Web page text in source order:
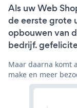
Als uw Web
de eerste grote
opbouwen van
bedrijf.
Maar daarna komt
make en meer